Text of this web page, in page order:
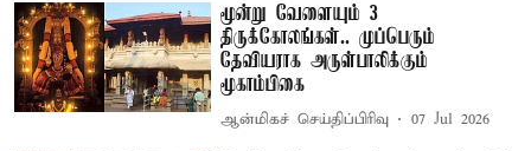
மூன்று வேளையும் 3
திருக்கோலங்கள்.. முப்பெரும்
தேவியராக அருள்பாலிக்கும்
மூகாம்பிகை
ஆன்மிகச் செய்திப்பிரிவு 07 Jul 2026